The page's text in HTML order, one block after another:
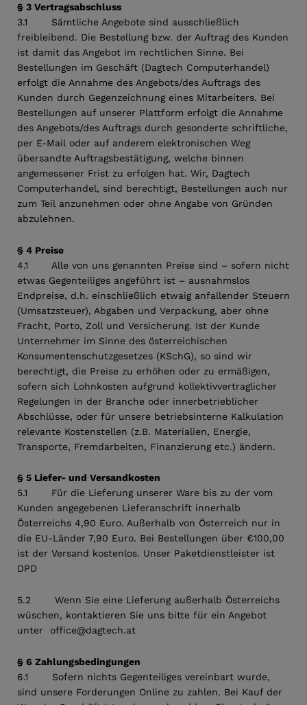
§ 3 Vertragsabschluss
3.1 Sämtliche Angebote sind ausschließlich
freibleibend. Die Bestellung bzw. der Auftrag des Kunden
ist damit das Angebot im rechtlichen Sinne. Bei
Bestellungen im Geschäft (Dagtech Computerhandel)
erfolgt die Annahme des Angebots/des Auftrags des
Kunden durch Gegenzeichnung eines Mitarbeiters. Bei
Bestellungen auf unserer Plattform erfolgt die Annahme
des Angebots/des Auftrags durch gesonderte schriftliche,
per E-Mail oder auf anderem elektronischen Weg
übersandte Auftragsbestätigung, welche binnen
angemessener Frist zu erfolgen hat. Wir, Dagtech
Computerhandel, sind berechtigt, Bestellungen auch nur
zum Teil anzunehmen oder ohne Angabe von Gründen
abzulehnen.
§ 4 Preise
4.1 Alle von uns genannten Preise sind – sofern nicht
etwas Gegenteiliges angeführt ist – ausnahmslos
Endpreise, d.h. einschließlich etwaig anfallender Steuern
(Umsatzsteuer), Abgaben und Verpackung, aber ohne
Fracht, Porto, Zoll und Versicherung. Ist der Kunde
Unternehmer im Sinne des österreichischen
Konsumentenschutzgesetzes (KSchG), so sind wir
berechtigt, die Preise zu erhöhen oder zu ermäßigen,
sofern sich Lohnkosten aufgrund kollektivvertraglicher
Regelungen in der Branche oder innerbetrieblicher
Abschlüsse, oder für unsere betriebsinterne Kalkulation
relevante Kostenstellen (z.B. Materialien, Energie,
Transporte, Fremdarbeiten, Finanzierung etc.) ändern.
§ 5 Liefer- und Versandkosten
5.1 Für die Lieferung unserer Ware bis zu der vom
Kunden angegebenen Lieferanschrift innerhalb
Österreichs 4,90 Euro. Außerhalb von Österreich nur in
die EU-Länder 7,90 Euro. Bei Bestellungen über €100,00
ist der Versand kostenlos. Unser Paketdienstleister ist
DPD
5.2 Wenn Sie eine Lieferung außerhalb Österreichs
wüschen, kontaktieren Sie uns bitte für ein Angebot
unter office@dagtech.at
§ 6 Zahlungsbedingungen
6.1 Sofern nichts Gegenteiliges vereinbart wurde,
sind unsere Forderungen Online zu zahlen. Bei Kauf der